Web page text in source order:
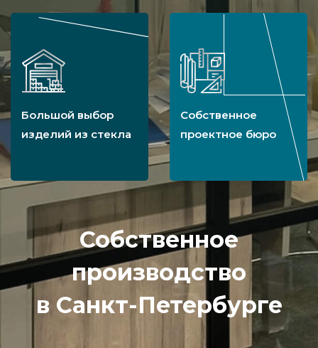
Большой выбор
изделий из стекла
Собственное
проектное бюро
Собственное
производство
в Санкт-Петербурге